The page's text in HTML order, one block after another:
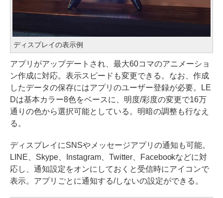
ディスプレイの表示例
アプリがアップデートされ、最大60コマのアニメーショ
ン作成に対応。表示スピードも変更できる。なお、作成
したデータの保存にはアプリのユーザー登録が必要。LE
Dは基本カラー8色をベースに、明度/彩度の変更で16万
通りの色から選択可能としている。明暗の調整も行なえ
る。
ディスプレイにSNSやメッセージアプリの通知も可能。
LINE、Skype、Instagram、Twitter、Facebookなどに対
応し、通知設定をオンにしておくと受信時にアイコンで
表示。アプリごとに通知する/しないの設定ができる。